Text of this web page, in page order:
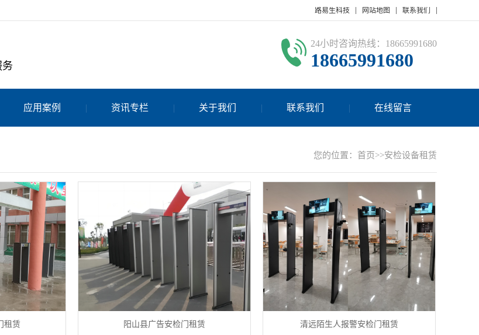
路易生科技 网站地图 联系我们
24小时咨询热线：18665991680
18665991680
应用案例 资讯专栏 关于我们 联系我们 在线留言
您的位置： 首页>>安检设备租赁
租赁 阳山县广告安检门租赁 清远陌生人报警安检门租赁